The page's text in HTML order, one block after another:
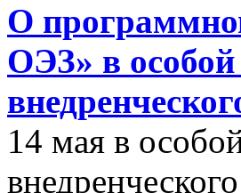
О
ОЭЗ» в особой
14 мая в